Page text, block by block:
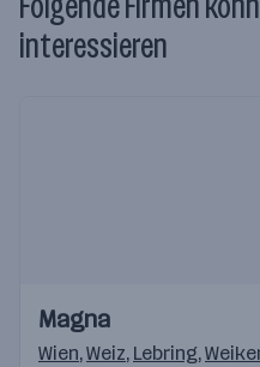
interessieren
Videos
Einblicke
Einblicke
Magna
Wien,Weiz, Lebring,